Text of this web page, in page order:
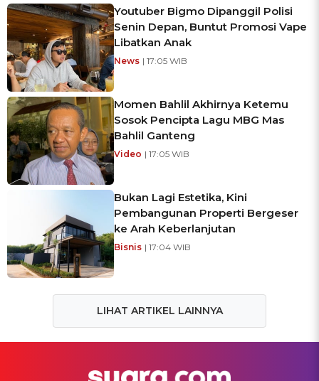
Youtuber Bigmo Dipanggil Polisi
Senin Depan, Buntut Promosi Vape
Libatkan Anak
News | 17:05 WIB
Momen Bahlil Akhirnya Ketemu
Sosok Pencipta Lagu MBG Mas
Bahlil Ganteng
Video | 17:05 WIB
Bukan Lagi Estetika, Kini
Pembangunan Properti Bergeser
ke Arah Keberlanjutan
Bisnis | 17:04 WIB
LIHAT ARTIKEL LAINNYA